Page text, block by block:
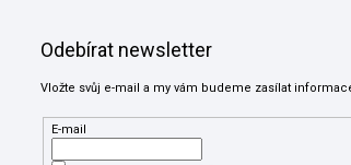
Odebírat newsletter
Vložte svůj e-mail a my vám budeme zasílat
E-mail